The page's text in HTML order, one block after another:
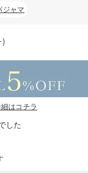
ワンピース
スカート
パジャマ
インナー
MAX55%OFF ブラックフ
【37周年祭セール】
【15℃】3月下旬～
動きやすく着回しで
強撚スムース(コスパ
【おまとめ割】パジ
カジュアル
オフィス
ジャケット派
きれいめ美脚パンツ派
ツィード派
王道シンプル派
マタニティパジャマ
【オフィスカジュア
レギンスタイプ
【フォーマル】ワン
【ベビー】長袖
ハンカチ
短肌着
セット
快適ウェア10%OFF
快適ウェア10%OFF
セットアップ・ レイ
ジャンパースカート/
ワーク・オフィス
カジュアル
〜3,000円（税込）
10,001円（税込）〜
女の子におススメの
男の子におススメの
薄くてあったか
保温&リカバリー
レギンス・タイツ
カップ付きインナー
入院してすぐ使うグ
【冬のあったか特集
【冬のあったか特集
ジャマ
はコチラ
した